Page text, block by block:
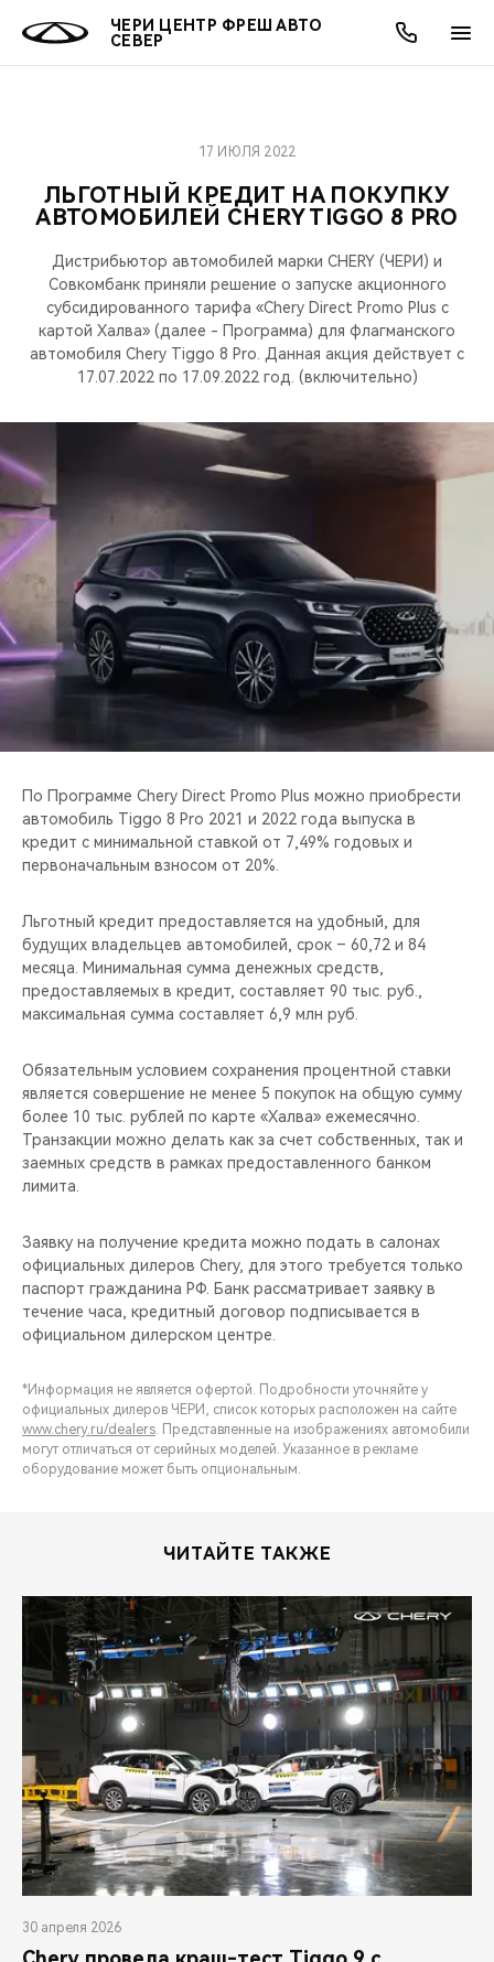
ЧЕРИ ЦЕНТР ФРЕШ АВТО
СЕВЕР
МОДЕЛИ
ВСЕ МОДЕЛИ
КРОССОВЕРЫ
СЕДАНЫ
НОВИНКИ
ПОКУПАТЕЛЯМ
ВЫБОР И ПОКУПКА
КРЕДИТ И СТРАХОВАНИЕ
ВЛАДЕЛЬЦАМ
СЕРВИС
ЗАПЧАСТИ И АКСЕССУАРЫ
ПОДДЕРЖКА
CHERY CONNECT
МИР CHERY
АКСЕССУАРЫ
О БРЕНДЕ
CHERY В СОЦСЕТЯХ
ЛЮДИ CHERY
БЛАГОТВОРИТЕЛЬНОСТЬ
CHERY REMOTE
CHERY И СПОРТ
НАШИ МЕРОПРИЯТИЯ
ВИДЕООБЗОРЫ
АКЦИИ
ВЫГОДЫ И АКЦИИ
ОНЛАЙН СЕРВИСЫ
ВЫБОР И ПОКУПКА
КРЕДИТ
О КОМПАНИИ
О НАС
МЫ В СОЦСЕТЯХ
ЛЬГОТНЫЙ КРЕДИТ НА ПОКУПКУ
АВТОМОБИЛЕЙ CHERY TIGGO 8 PRO
17 ИЮЛЯ 2022
Дистрибьютор автомобилей марки CHERY (ЧЕРИ) и
Совкомбанк приняли решение о запуске акционного
субсидированного тарифа «Chery Direct Promo Plus с
картой Халва» (далее - Программа) для флагманского
автомобиля Chery Tiggo 8 Pro. Данная акция действует с
17.07.2022 по 17.09.2022 год. (включительно)
По Программе Chery Direct Promo Plus можно приобрести
автомобиль Tiggo 8 Pro 2021 и 2022 года выпуска в
кредит с минимальной ставкой от 7,49% годовых и
первоначальным взносом от 20%.
Льготный кредит предоставляется на удобный, для
будущих владельцев автомобилей, срок – 60,72 и 84
месяца. Минимальная сумма денежных средств,
предоставляемых в кредит, составляет 90 тыс. руб.,
максимальная сумма составляет 6,9 млн руб.
Обязательным условием сохранения процентной ставки
является совершение не менее 5 покупок на общую сумму
более 10 тыс. рублей по карте «Халва» ежемесячно.
Транзакции можно делать как за счет собственных, так и
заемных средств в рамках предоставленного банком
лимита.
Заявку на получение кредита можно подать в салонах
официальных дилеров Chery, для этого требуется только
паспорт гражданина РФ. Банк рассматривает заявку в
течение часа, кредитный договор подписывается в
официальном дилерском центре.
*Информация не является офертой. Подробности уточняйте у
официальных дилеров ЧЕРИ, список которых расположен на сайте
www.chery.ru/dealers . Представленные на изображениях автомобили
могут отличаться от серийных моделей. Указанное в рекламе
оборудование может быть опциональным.
ЧИТАЙТЕ ТАКЖЕ
30 апреля 2026